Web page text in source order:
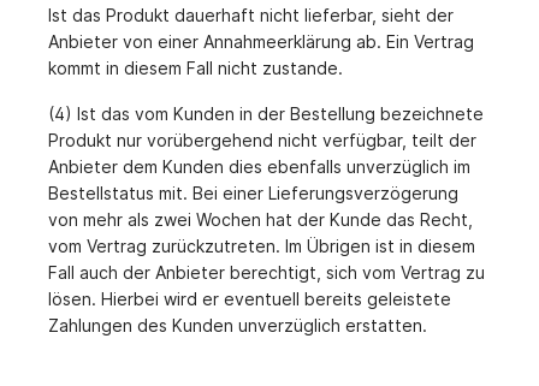
Ist das Produkt dauerhaft nicht lieferbar, sieht der
Anbieter von einer Annahmeerklärung ab. Ein Vertrag
kommt in diesem Fall nicht zustande.
(4) Ist das vom Kunden in der Bestellung bezeichnete
Produkt nur vorübergehend nicht verfügbar, teilt der
Anbieter dem Kunden dies ebenfalls unverzüglich im
Bestellstatus mit. Bei einer Lieferungsverzögerung
von mehr als zwei Wochen hat der Kunde das Recht,
vom Vertrag zurückzutreten. Im Übrigen ist in diesem
Fall auch der Anbieter berechtigt, sich vom Vertrag zu
lösen. Hierbei wird er eventuell bereits geleistete
Zahlungen des Kunden unverzüglich erstatten.